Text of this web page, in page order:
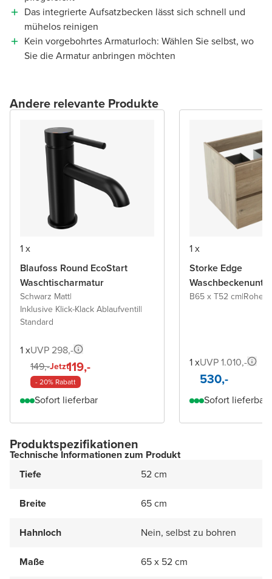
Das integrierte Aufsatzbecken lässt sich schnell und
mühelos reinigen
Kein vorgebohrtes Armaturloch: Wählen Sie selbst, wo
Sie die Armatur anbringen möchten
Andere relevante Produkte
1 x
Blaufoss Round EcoStart
Waschtischarmatur
Schwarz Matt|
Inklusive Klick-Klack Ablaufventil|
Standard
1 xUVP 298,-
149,-Jetzt119,-
- 20% Rabatt
Sofort lieferbar
1 x
Storke Edge
B65 x T52 cm|Rohe
1 xUVP 1.010,-
530,-
Sofort lieferbar
Produktspezifikationen
Technische Informationen zum Produkt
Tiefe
52 cm
Breite 65 cm
Hahnloch Nein, selbst zu bohren
Maße 65 x 52 cm